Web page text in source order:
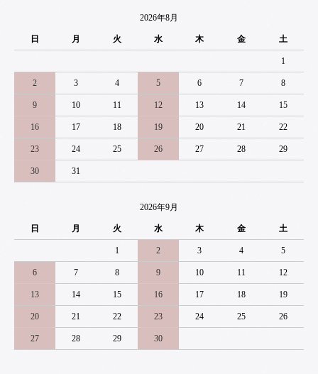
2026年8月
日 月 火 水 木 金 土
1
2 3 4 5 6 7 8
9 10 11 12 13 14 15
16 17 18 19 20 21 22
23 24 25 26 27 28 29
30 31
2026年9月
日 月 火 水 木 金 土
1 2 3 4 5
6 7 8 9 10 11 12
13 14 15 16 17 18 19
20 21 22 23 24 25 26
27 28 29 30